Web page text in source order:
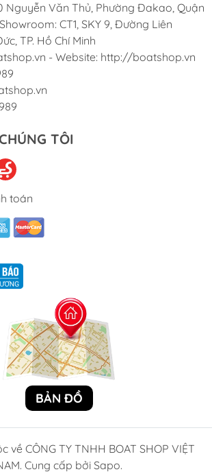
Nguyễn Văn Thủ, Phường Đakao, Quận
CT1, SKY 9, Đường Liên
TP. Hồ Chí Minh
- Website: http://boatshop.vn
TÔI
toán
BẢN ĐỒ
về CÔNG TY TNHH BOAT SHOP VIỆT
Cung cấp bởi Sapo.